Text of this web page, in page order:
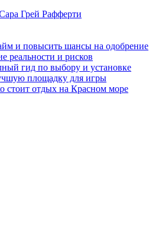
Грей Рафферти
и повысить шансы на одобрение
реальности и рисков
гид по выбору и установке
площадку для игры
стоит отдых на Красном море